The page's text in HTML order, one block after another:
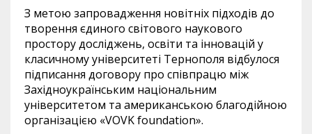
З метою запровадження новітніх підходів до
творення єдиного світового наукового
простору досліджень, освіти та інновацій у
класичному університеті Тернополя відбулося
підписання договору про співпрацю між
Західноукраїнським національним
університетом та американською благодійною
організацією «VOVK foundation».